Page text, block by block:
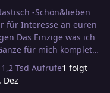
-Schön&lieben
für Interesse an euren
Das Einzige was ich
für mich komplett
lieben Dank für die
kann (rechte
ist sicherlich der
1,2 Tsd Aufrufe1 folgt
Dez